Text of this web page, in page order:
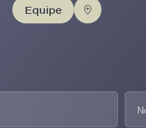
Equipe